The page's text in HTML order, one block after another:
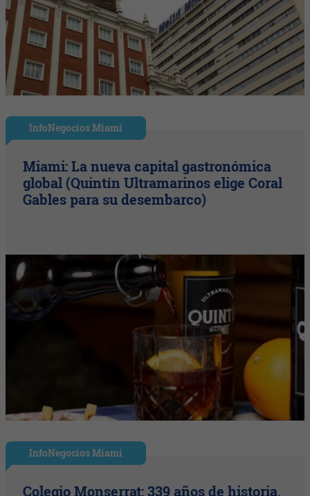
InfoNegocios Miami
Miami: La nueva capital gastronómica
global (Quintín Ultramarinos elige Coral
Gables para su desembarco)
InfoNegocios Miami
Colegio Monserrat: 339 años de historia,